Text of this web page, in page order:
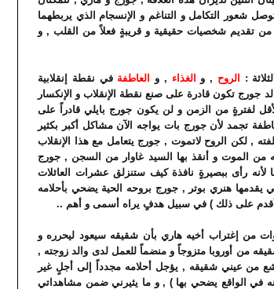
شعور التكامل و التناغم و الإنسجام الذي يربطهما
من تقديم شخصيات حقيقية و قريبةٍ فعلاً من القلب , و
: الروح , و الغذاء , و العاطفة في نقطة إنقلابية
جورج تكون قادرة على صنع نقطة الإنقلاب و الإنكسار
لفترةٍ من الزمن و لن يكون جورج بايلي قادراً على
تجمد لأن جورج بات يواجه الآن مشاكل أكبر بكثير
, لكن الروح لاتموت , جورج يتعامل مع هذا الإنقلاب
من الموت و أنقذ بها السيد غاوار من السجن , جورج
لأنه رأى ببصيرةٍ نافذة كيف ستنزلق عشرات العائلات
يقدمها هنري بوتر , جورج بروحه الحية يضحي بأحلامه
أقدم على ذلك ) في سبيل هدفٍ يراه أسمى و أهم ..
من إغتراب أخيه هاري بأن شقيقه سيعود ليحرره و
من أوروبا متزوجاً و منضماً للعمل لدى والد زوجته ,
من عيني شقيقه , يؤجل أحلامه مجدداً إلى أجلٍ غير
في الواقع يضحي بها ) , و ما يثيرني ضمن مشاهداتي